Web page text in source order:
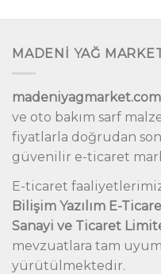
MADENİ YAĞ
madeniyagmarket.com
ve oto bakım sarf
fiyatlarla doğrudan
güvenilir e-ticaret
E-ticaret
Bilişim Yazılım E-
Sanayi ve Ticaret
mevzuatlara tam
yürütülmektedir.